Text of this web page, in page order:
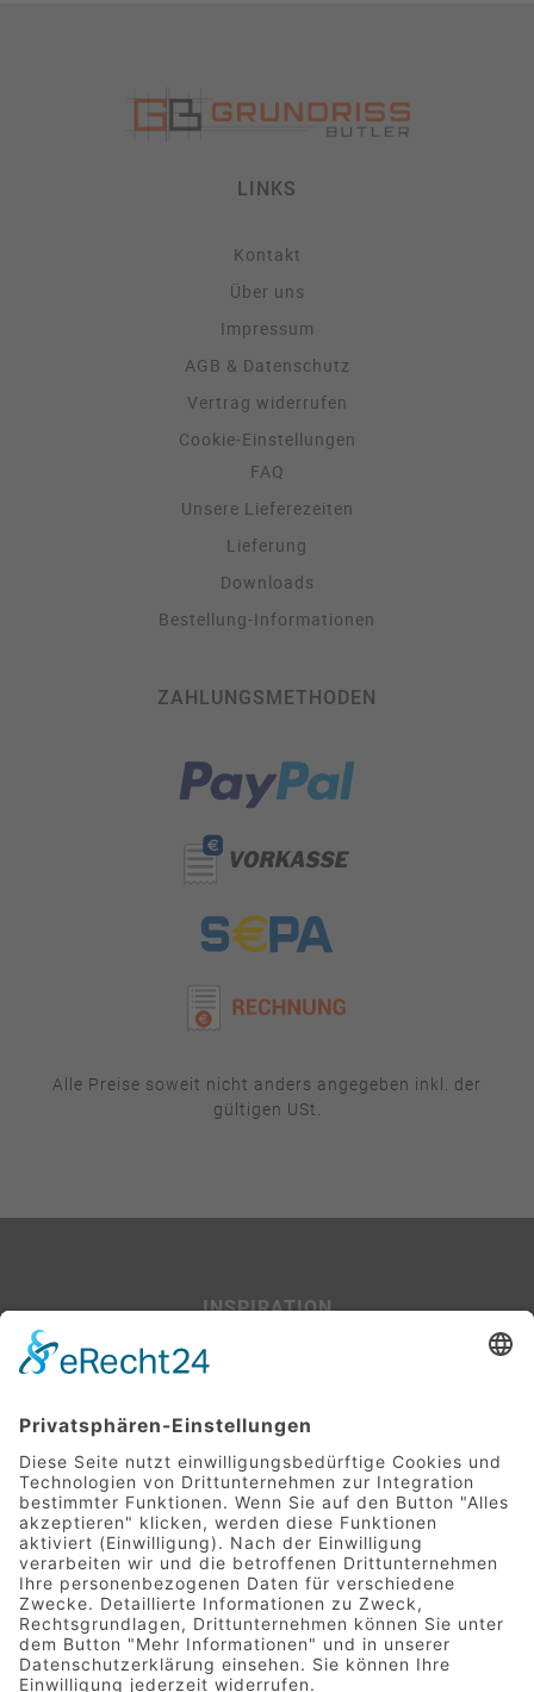
LINKS
Kontakt
Über uns
Impressum
AGB & Datenschutz
Vertrag widerrufen
Cookie-Einstellungen
FAQ
Unsere Lieferezeiten
Lieferung
Downloads
Bestellung-Informationen
ZAHLUNGSMETHODEN
Alle Preise soweit nicht anders angegeben inkl. der
gültigen USt.
INSPIRATION
Beispiel-Projekte
SERVICE
Leitfaden für Baufinanzierer:innen
Glossar